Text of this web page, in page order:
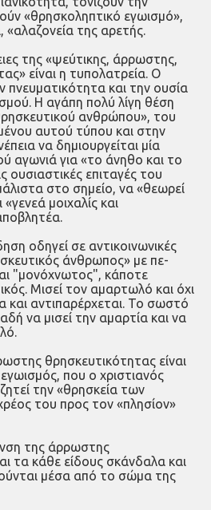
«θρησκοληπτικό εγωισμό»,
«αλαζονεία της αρετής.
της «ψεύτικης, άρρωστης,
είναι η τυπολατρεία. Ο
πνευ­ματικότητα και την ουσία
Η αγάπη πολύ λίγη θέση
ανθρώπου», του
αυτού τύπου και στην
να δημιουργείται μία
αγωνιά για «το άνηθο και το
ουσιαστικές επιταγές του
στο σημείο, να «θεω­ρεί
μοιχαλίς και
οδη­γεί σε αντικοινωνικές
άνθρωπος» με πε­
"μονόχνωτος", κάποτε
Μισεί τον αμαρτωλό και όχι
και αντιπαρέρχεται. Το σωστό
να μισεί την αμαρτία και να
θρησκευτικότητας είναι
που ο χρι­στιανός
την «θρησκεία των
του προς τον «πλη­σίον»
της άρρωστης
τα κάθε είδους σκάνδαλα και
μέσα από το σώμα της